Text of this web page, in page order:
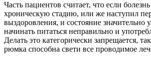
Часть пациентов считает, что если
хроническую стадию, или же наступил
выздоровления, и состояние
начинать питаться неправильно и
Делать это категорически запрещается,
рюмка способна свети все проводимое